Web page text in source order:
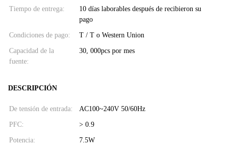
Tiempo de entrega:
10 días laborables después de recibieron su
pago
Condiciones de pago: T / T o Western Union
Capacidad de la
fuente:
30, 000pcs por mes
DESCRIPCIÓN
De tensión de entrada: AC100~240V 50/60Hz
PFC: > 0.9
Potencia: 7.5W